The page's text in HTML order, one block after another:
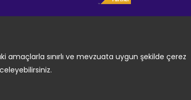
amaçlarla sınırlı ve mevzuata uygun şekilde çerez